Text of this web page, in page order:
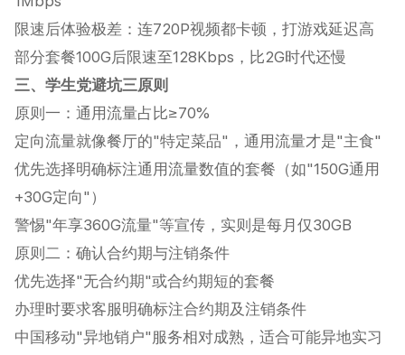
限速后体验极差：连720P视频都卡顿，打游戏延迟高‌
部分套餐100G后限速至128Kbps，比2G时代还慢‌
三、学生党避坑三原则
原则一：通用流量占比≥70%
定向流量就像餐厅的"特定菜品"，通用流量才是"主食"‌
优先选择明确标注通用流量数值的套餐（如"150G通用
+30G定向"）‌
警惕"年享360G流量"等宣传，实则是每月仅30GB‌
原则二：确认合约期与注销条件
优先选择"无合约期"或合约期短的套餐‌
办理时要求客服明确标注合约期及注销条件‌
中国移动"异地销户"服务相对成熟，适合可能异地实习